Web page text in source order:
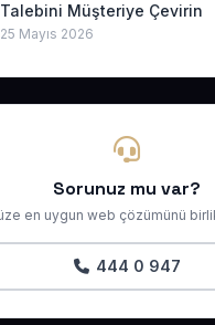
Talebini Müşteriye Çevirin
25 Mayıs 2026
Sorunuz mu var?
en uygun web çözümünü
444 0 947